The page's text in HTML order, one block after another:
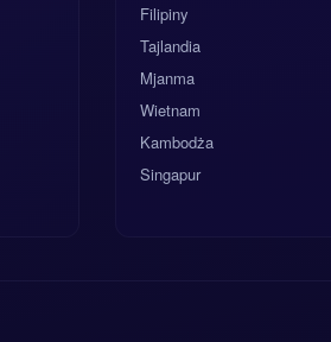
Filipiny
Tajlandia
Mjanma
Wietnam
Kambodża
Singapur